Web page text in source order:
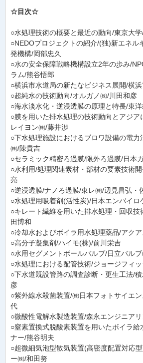
☆目次☆
○水処理技術の概要と最近の動向/東京大
○NEDOプロジェクトの紹介/(独)新エネル
発機構/岡部忠久
○水の安全保障戦略機構設立2年の歩み/
ラム/熊谷悟郎
○横浜市水道局の新たなビジネス展開/横
○超純水の技術動向/オルガノ㈱/川田和彦
○海水淡水化・逆浸透膜の原理と特長/東
○膜を用いた排水処理の技術動向とアジ
レイヨン㈱/藤井渉
○下水処理施設におけるブロワ設備の電力
㈱/陳貴吉
○セラミック精密ろ過膜/限外ろ過膜/日本
○水利用/処理関連素材・部材の要素技術
亮
○逆浸透膜/ナノろ過膜/東レ㈱/辺見昌弘・
○水処理用吸着剤(活性炭)/日本エンバイロ
○キレート繊維を用いた排水処理・回収技
田博和
○冷却水およびボイラ用水処理薬品/アク
○高分子凝集剤/ハイモ(株)/前川栄吉
○水用セグメントボールバルブ/日立バル
○水処理における配管技術/ジョージフィ
○下水道既設管路の調査診断・更生工法/
彦
○紫外線水殺菌装置/㈱日本フォトサイエ
代
○微酸性電解水製造装置/森永エンジニア
○窒素置換式脱酸素装置を用いたボイラ給
ナー/熊谷明夫
○超微細気泡型散気装置(高密度配置対応
ー㈱/和田努